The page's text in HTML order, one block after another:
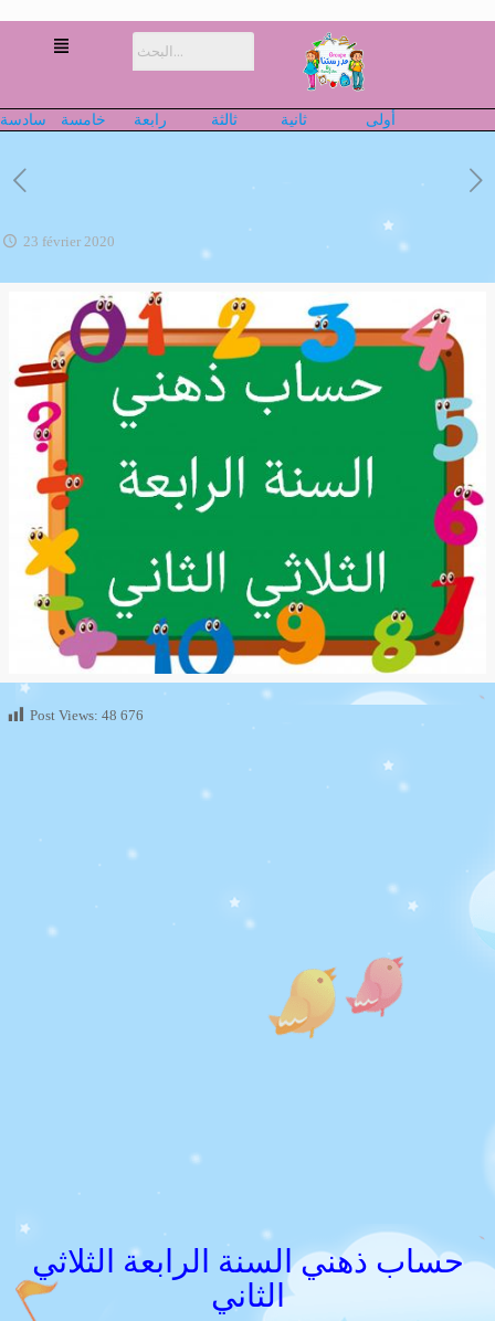
أولى ثانية ثالثة رابعة خامسة سادسة
23 février 2020
Post Views: 48 676
حساب ذهني السنة الرابعة الثلاثي
الثاني